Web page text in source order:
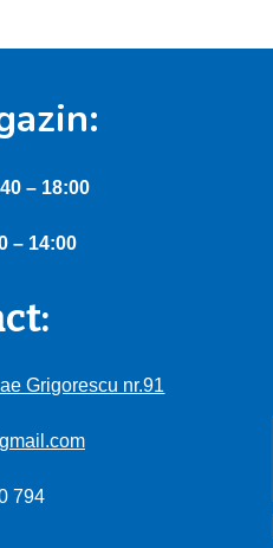
– 18:00
– 14:00
Grigorescu nr.91
794